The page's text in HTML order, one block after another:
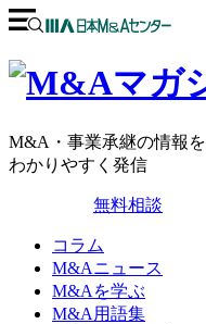
M&A・事業承継の情報を
わかりやすく発信
無料相談
コラム
M&Aニュース
M&Aを学ぶ
M&A用語集